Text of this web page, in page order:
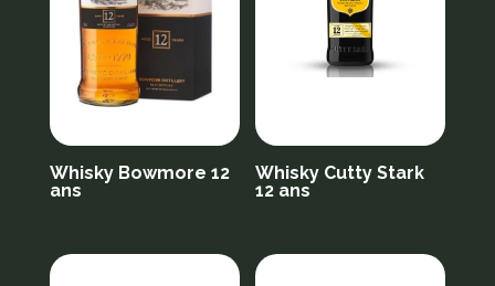
Whisky Bowmore 12
ans
Whisky Cutty Stark
12 ans